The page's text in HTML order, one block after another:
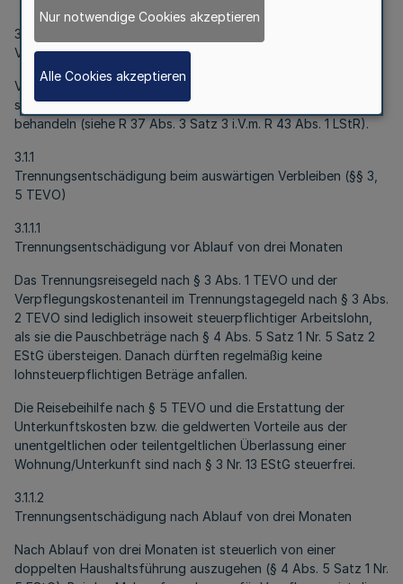
3.1
Vorübergehende Abordnung (ohne Versetzungsabsicht)
Vorübergehende Abordnungen (ohne Versetzungsabsicht)
sind steuerlich für die ersten drei Monate als Dienstreisen zu
behandeln (siehe R 37 Abs. 3 Satz 3 i.V.m. R 43 Abs. 1 LStR).
3.1.1
Trennungsentschädigung beim auswärtigen Verbleiben (§§ 3,
5 TEVO)
3.1.1.1
Trennungsentschädigung vor Ablauf von drei Monaten
Das Trennungsreisegeld nach § 3 Abs. 1 TEVO und der
Verpflegungskostenanteil im Trennungstagegeld nach § 3 Abs.
2 TEVO sind lediglich insoweit steuerpflichtiger Arbeitslohn,
als sie die Pauschbeträge nach § 4 Abs. 5 Satz 1 Nr. 5 Satz 2
EStG übersteigen. Danach dürften regelmäßig keine
lohnsteuerpflichtigen Beträge anfallen.
Die Reisebeihilfe nach § 5 TEVO und die Erstattung der
Unterkunftskosten bzw. die geldwerten Vorteile aus der
unentgeltlichen oder teilentgeltlichen Überlassung einer
Wohnung/Unterkunft sind nach § 3 Nr. 13 EStG steuerfrei.
3.1.1.2
Trennungsentschädigung nach Ablauf von drei Monaten
Nach Ablauf von drei Monaten ist steuerlich von einer
doppelten Haushaltsführung auszugehen (§ 4 Abs. 5 Satz 1 Nr.
Nur notwendige Cookies akzeptieren
Alle Cookies akzeptieren